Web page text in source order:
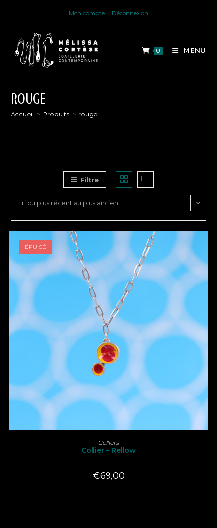
Mon compte Déconnexion
0 MENU
ROUGE
Accueil > Produits > rouge
Filtre
Tri du plus récent au plus ancien
ÉPUISÉ
LIRE LA SUITE
Colliers
Collier – Rellow
€69,00